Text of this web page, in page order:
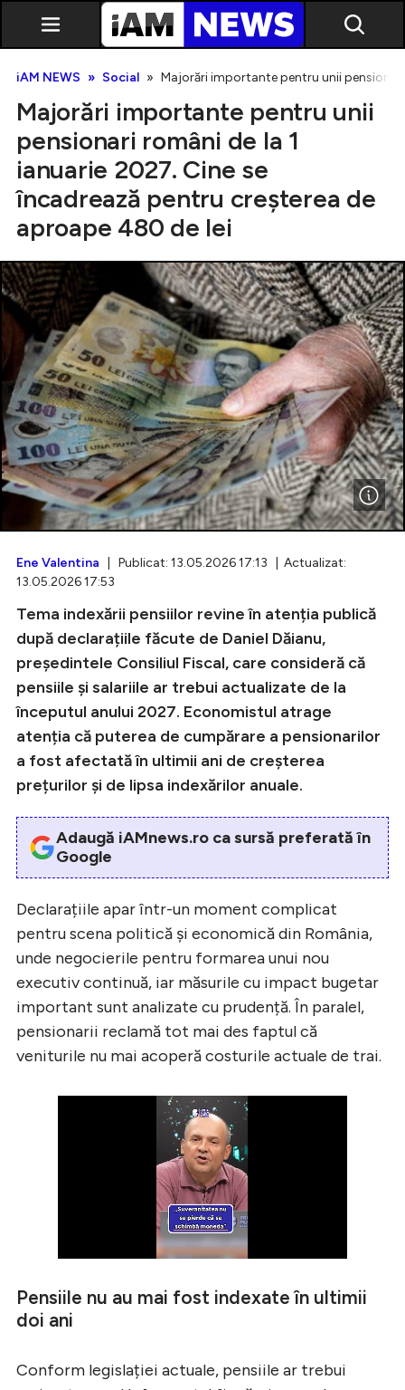
Exclusiv
Intră în cont
Creează cont
iAM NEWS Social Majorări importante pentru unii
Majorări importante pentru unii
pensionari români de la 1
ianuarie 2027. Cine se
încadrează pentru creșterea de
aproape 480 de lei
Ene Valentina | Publicat: 13.05.2026 17:13 | Actualizat:
13.05.2026 17:53
Tema indexării pensiilor revine în atenția publică
după declarațiile făcute de Daniel Dăianu,
președintele Consiliul Fiscal, care consideră că
pensiile și salariile ar trebui actualizate de la
începutul anului 2027. Economistul atrage
atenția că puterea de cumpărare a pensionarilor
a fost afectată în ultimii ani de creșterea
prețurilor și de lipsa indexărilor anuale.
Adaugă iAMnews.ro ca sursă preferată în
Google
Declarațiile apar într-un moment complicat
pentru scena politică și economică din România,
unde negocierile pentru formarea unui nou
executiv continuă, iar măsurile cu impact bugetar
important sunt analizate cu prudență. În paralel,
pensionarii reclamă tot mai des faptul că
veniturile nu mai acoperă costurile actuale de trai.
Pensiile nu au mai fost indexate în ultimii
doi ani
Conform legislației actuale, pensiile ar trebui